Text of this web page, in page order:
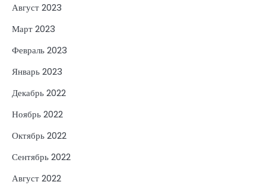
Август 2023
Март 2023
Февраль 2023
Январь 2023
Декабрь 2022
Ноябрь 2022
Октябрь 2022
Сентябрь 2022
Август 2022